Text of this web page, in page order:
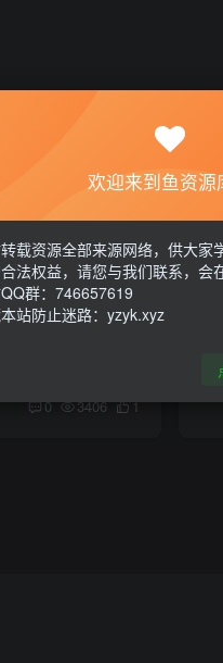
取时间的少
Steals
0 3406 1
欢迎来到鱼资源
载资源全部来源网络，供大家
法权益，请您与我们联系，会
群：746657619
站防止迷路：yzyk.xyz